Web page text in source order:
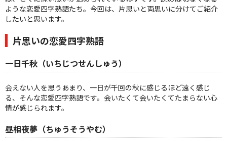
お問い合わせ|プライバシーポリシー
ような恋愛四字熟語たち。今回は、片思いと両思いに分けてご紹介
したいと思います。
片思いの恋愛四字熟語
一日千秋（いちじつせんしゅう）
会えない人を思うあまり、一日が千回の秋に感じるほど遠く感じ
る、そんな恋愛四字熟語です。会いたくて会いたくてたまらない心
情が感じられます。
昼相夜夢（ちゅうそうやむ）